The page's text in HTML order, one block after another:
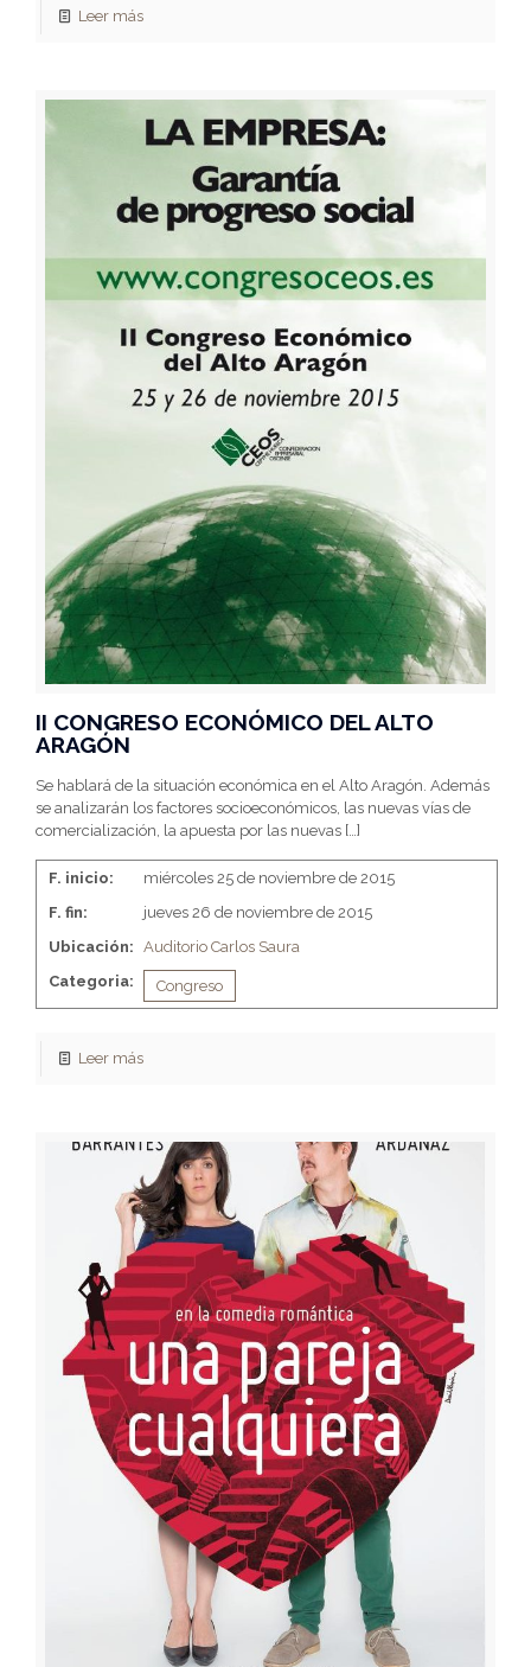
Leer más
II CONGRESO ECONÓMICO DEL ALTO
ARAGÓN
Se hablará de la situación económica en el Alto Aragón. Además
se analizarán los factores socioeconómicos, las nuevas vías de
comercialización, la apuesta por las nuevas […]
F. inicio:
miércoles 25 de noviembre de 2015
F. fin:
jueves 26 de noviembre de 2015
Ubicación: Auditorio Carlos Saura
Categoria:
Congreso
Leer más